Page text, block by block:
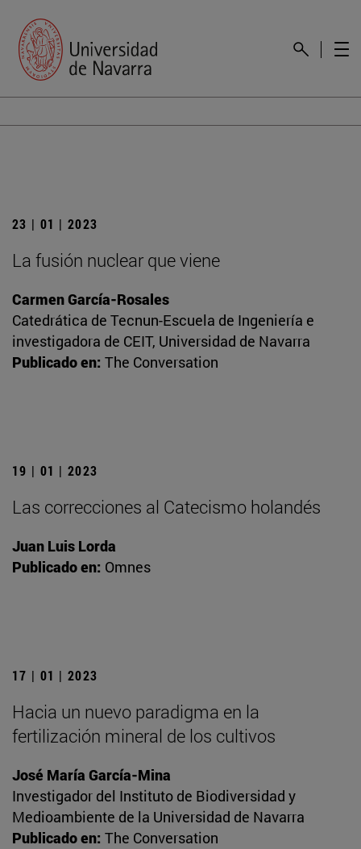
23 | 01 | 2023
La fusión nuclear que viene
Carmen García-Rosales
Catedrática de Tecnun-Escuela de Ingeniería e
investigadora de CEIT, Universidad de Navarra
Publicado en: The Conversation
19 | 01 | 2023
Las correcciones al Catecismo holandés
Juan Luis Lorda
Publicado en: Omnes
17 | 01 | 2023
Hacia un nuevo paradigma en la
fertilización mineral de los cultivos
José María García-Mina
Investigador del Instituto de Biodiversidad y
Medioambiente de la Universidad de Navarra
Publicado en: The Conversation